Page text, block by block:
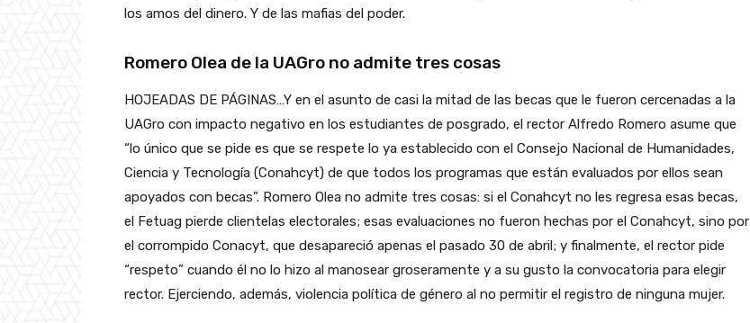
los amos del dinero. Y de las mafias del poder.
Romero Olea de la UAGro no admite tres cosas
HOJEADAS DE PÁGINAS…Y en el asunto de casi la mitad de las becas que le fueron cercenadas a la
UAGro con impacto negativo en los estudiantes de posgrado, el rector Alfredo Romero asume que
“lo único que se pide es que se respete lo ya establecido con el Consejo Nacional de Humanidades,
Ciencia y Tecnología (Conahcyt) de que todos los programas que están evaluados por ellos sean
apoyados con becas”. Romero Olea no admite tres cosas: si el Conahcyt no les regresa esas becas,
el Fetuag pierde clientelas electorales; esas evaluaciones no fueron hechas por el Conahcyt, sino por
el corrompido Conacyt, que desapareció apenas el pasado 30 de abril; y finalmente, el rector pide
“respeto” cuando él no lo hizo al manosear groseramente y a su gusto la convocatoria para elegir
rector. Ejerciendo, además, violencia política de género al no permitir el registro de ninguna mujer.